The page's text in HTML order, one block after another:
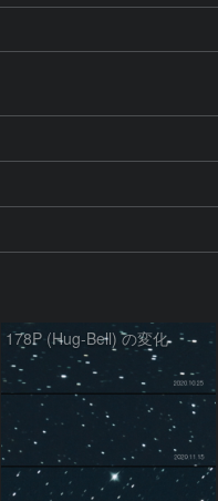
178P (Hug-Bell) の変化